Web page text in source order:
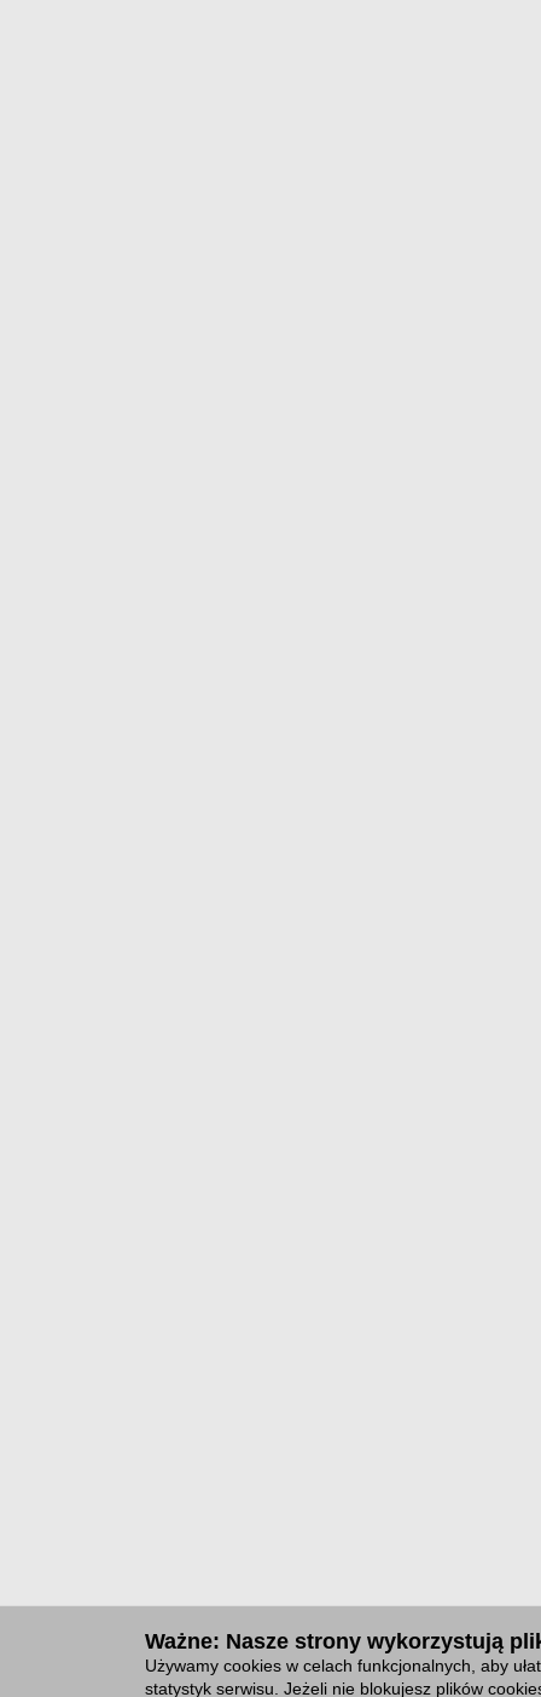
Ważne: Nasze strony wykorzystują
Używamy cookies w celach funkcjonalnych, aby
statystyk serwisu. Jeżeli nie blokujesz plików